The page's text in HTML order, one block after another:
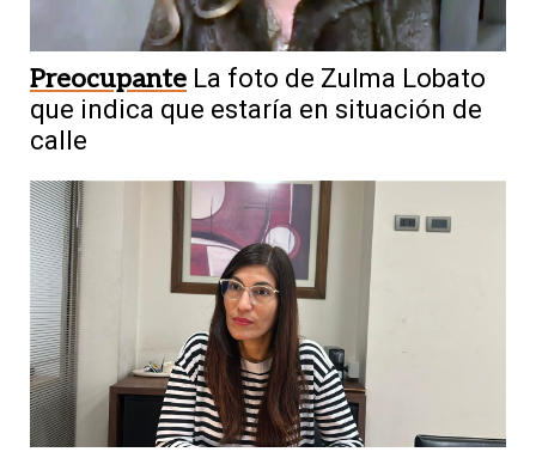
Preocupante La foto de Zulma Lobato
que indica que estaría en situación de
calle